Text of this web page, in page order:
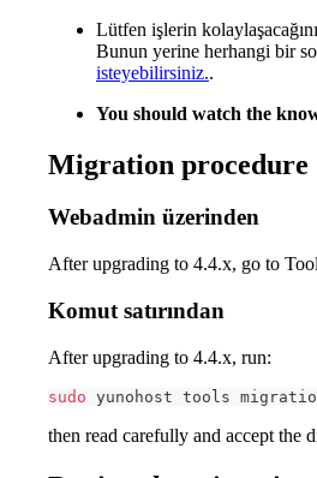
Lütfen işlerin
Bunun yerine herhangi bir
isteyebilirsiniz..
You should watch the
Migration procedure
Webadmin üzerinden
After upgrading to 4.4.x, go to
Komut satırından
After upgrading to 4.4.x, run:
sudo yunohost tools
then read carefully and accept the